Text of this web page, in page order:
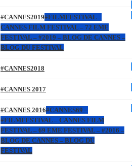
#CANNES2019#FILMFESTIVAL –
CANNES FILM FESTIVAL – 72 EME
FESTIVAL – #2019 – BLOG DE CANNES –
BLOG DU FESTIVAL
#CANNES2018
#CANNES 2017
#CANNES 2016#CANNES69 –
#FILMFESTIVAL – CANNES FILM
FESTIVAL – 69 EME FESTIVAL – #2016 –
BLOG DE CANNES – BLOG DU
FESTIVAL